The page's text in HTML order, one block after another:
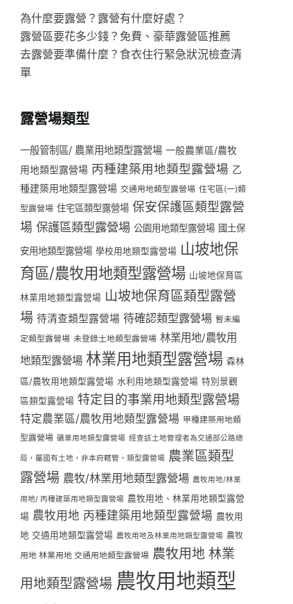
為什麼要露營？露營有什麼好處？
露營區要花多少錢？免費、豪華露營區推薦
去露營要準備什麼？食衣住行緊急狀況檢查清
單
露營場類型
一般管制區/ 農業用地類型露營場 一般農業區/農牧
用地類型露營場 丙種建築用地類型露營場 乙
種建築用地類型露營場 交通用地類型露營場 住宅區(一)類
型露營場 住宅區類型露營場 保安保護區類型露營
場 保護區類型露營場 公園用地類型露營場 國土保
安用地類型露營場 學校用地類型露營場 山坡地保
育區/農牧用地類型露營場 山坡地保育區
林業用地類型露營場 山坡地保育區類型露營
場 待清查類型露營場 待確認類型露營場 暫未編
定類型露營場 未登錄土地類型露營場 林業用地/農牧用
地類型露營場 林業用地類型露營場 森林
區/農牧用地類型露營場 水利用地類型露營場 特別景觀
區類型露營場 特定目的事業用地類型露營場
特定農業區/農牧用地類型露營場 甲種建築用地類
型露營場 礦業用地類型露營場 經查該土地管理者為交通部公路總
局，屬國有土地，非本府轄管。類型露營場 農業區類型
露營場 農牧/林業用地類型露營場 農牧用地/林業
用地/ 丙種建築用地類型露營場 農牧用地、林業用地類型露營
場 農牧用地 丙種建築用地類型露營場 農牧用
地 交通用地類型露營場 農牧用地及林業用地類型露營場 農牧
用地 林業用地 交通用地類型露營場 農牧用地 林業
用地類型露營場 農牧用地類型